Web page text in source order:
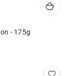
- 175g